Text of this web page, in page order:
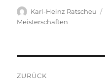
Autor
Karl-Heinz Ratscheu
Meisterschaften
ZURÜCK